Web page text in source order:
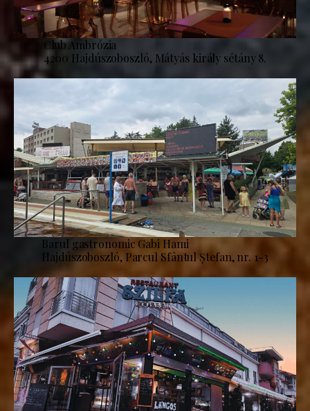
Club Ambrózia
4200 Hajdúszoboszló, Mátyás király sétány 8.
Barul gastronomic Gabi Hami
Hajdúszoboszló, Parcul Sfântul Ștefan, nr. 1-3